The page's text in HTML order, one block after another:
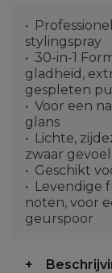
stylingspray
30-in-1
gladheid,
gespleten
Voor een
glans
Lichte,
zwaar gevoel
Geschikt
Levendige
noten, voor
geurspoor